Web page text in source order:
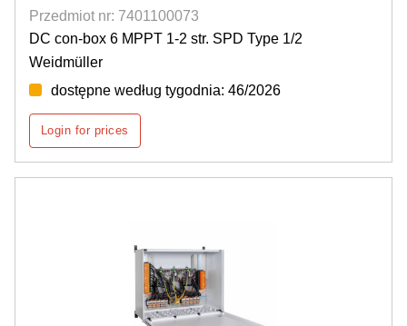
Przedmiot nr: 7401100073
DC con-box 6 MPPT 1-2 str. SPD Type 1/2
Weidmüller
dostępne według tygodnia: 46/2026
Login for prices